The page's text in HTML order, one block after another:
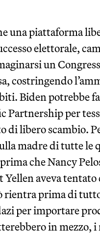
una piattaforma
elettorale,
un
costringendo
Biden potrebbe
Partnership per
libero scambio.
madre di tutte le
che Nancy
Yellen aveva
rientra prima di
per importare
in mezzo,